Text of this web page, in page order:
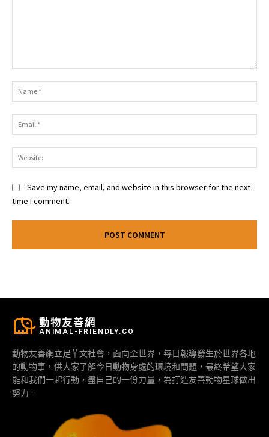
Save my name, email, and website in this browser for the next
time I comment.
動物友善網
ANIMAL-FRIENDLY.CO
動物友善網立足華文社會，面向全世界，每日報導發生於世界各地
的動物事，供大家了解今日動物身處的環境和問題，最終希望大家
能和我們一起行動，盡自己的一份力量，為打造友善動物星球做出
努力。